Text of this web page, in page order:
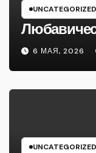
UNCATEGORIZED
6 МАЯ, 2026
UNCATEGORIZED